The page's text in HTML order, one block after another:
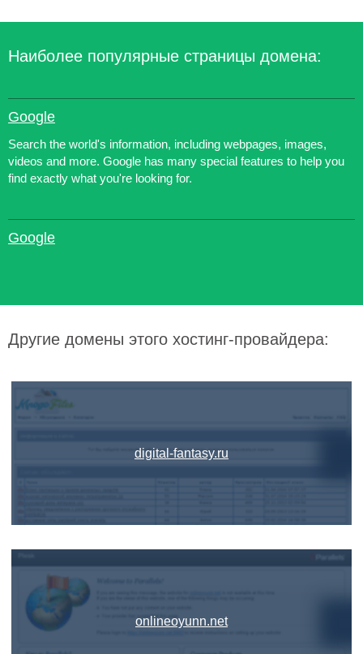
Наиболее популярные страницы домена:
Google
Search the world's information, including webpages, images,
videos and more. Google has many special features to help you
find exactly what you're looking for.
Google
Другие домены этого хостинг-провайдера:
digital-fantasy.ru
onlineoyunn.net